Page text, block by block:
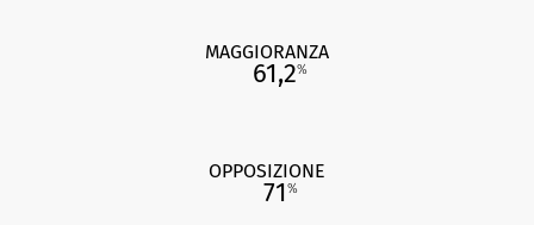
MAGGIORANZA
61,2%
OPPOSIZIONE
71%